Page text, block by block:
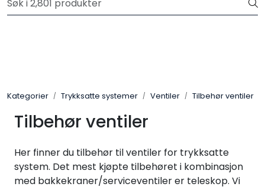
Skip to main content
Registrer deg som bruker i vår nettbutikk for full oversikt
Kategorier Trykksatte systemer Ventiler Tilbehør ventiler
Tilbehør ventiler
Her finner du tilbehør til ventiler for trykksatte
system. Det mest kjøpte tilbehøret i kombinasjon
med bakkekraner/serviceventiler er teleskop. Vi
Verktøy & maskin
Grøftesikring
Utleie